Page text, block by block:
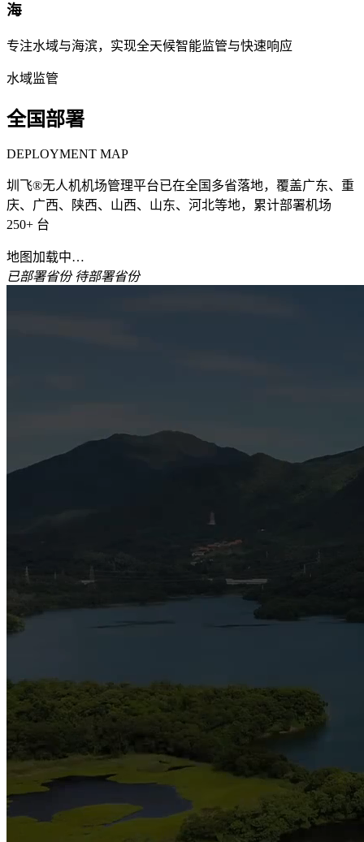
海
专注水域与海滨，实现全天候智能监管与快速响应
水域监管
全国部署
DEPLOYMENT MAP
圳飞®无人机机场管理平台已在全国多省落地，覆盖广东、重
庆、广西、陕西、山西、山东、河北等地，累计部署机场
250+ 台
地图加载中…
已部署省份 待部署省份